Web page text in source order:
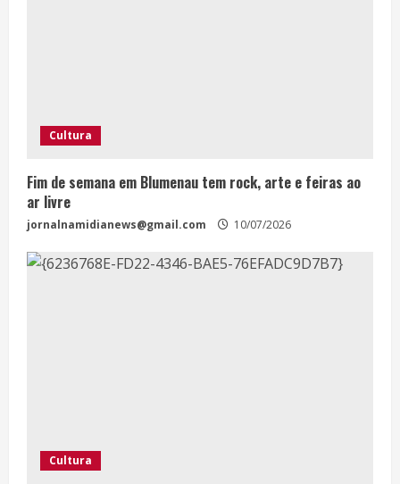
Cultura
Fim de semana em Blumenau tem rock, arte e feiras ao
ar livre
jornalnamidianews@gmail.com 10/07/2026
Cultura